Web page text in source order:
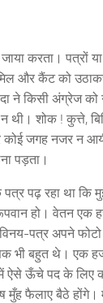
जाया करता।
और कैंट को
ने किसी अंग्रेज को
थी। शोक ! कुत्ते,
जगह नजर न
पड़ता।
पढ़ रहा था
हो। वेतन एक
पत्र अपने
भी बहुत थे। एक
ऊँचे पद के लिए
मुँह फैलाए बैठे